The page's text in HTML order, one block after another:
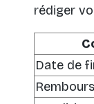
rédiger
Date de